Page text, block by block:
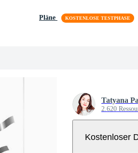
Pläne
Tatyana
2.620
Kostenloser